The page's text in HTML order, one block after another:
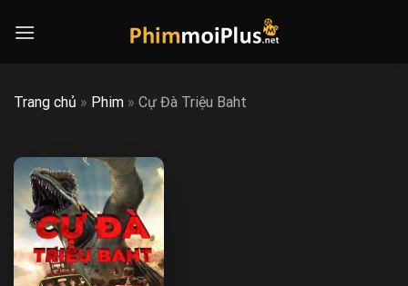
Trang chủ » Phim » Cự Đà Triệu Baht